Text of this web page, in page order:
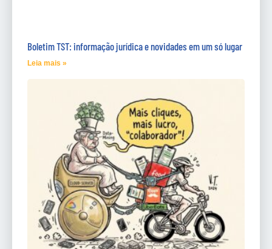
Boletim TST: informação jurídica e novidades em um só lugar
Leia mais »